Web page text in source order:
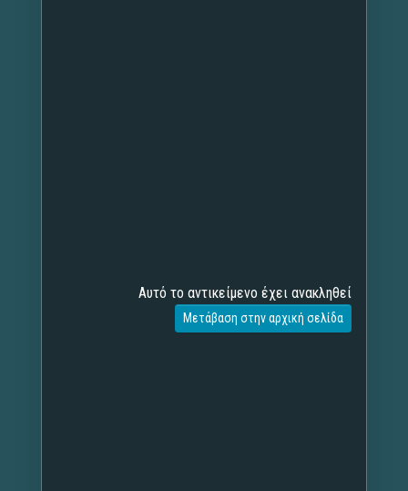
Αυτό το αντικείμενο έχει ανακληθεί
Μετάβαση στην αρχική σελίδα